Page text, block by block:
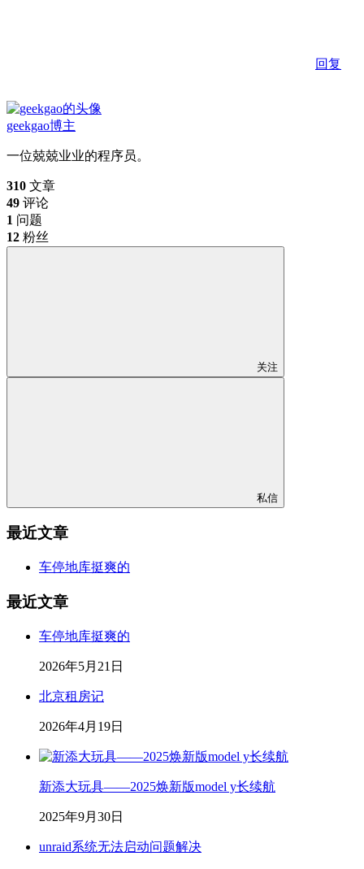
回复
geekgao博主
一位兢兢业业的程序员。
310 文章
49 评论
1 问题
12 粉丝
关注
私信
最近文章
车停地库挺爽的
最近文章
车停地库挺爽的
2026年5月21日
北京租房记
2026年4月19日
新添大玩具——2025焕新版model y长续航
2025年9月30日
unraid系统无法启动问题解决